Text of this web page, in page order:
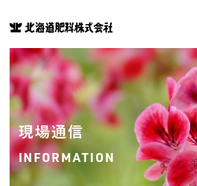
現場通信
INFORMATION